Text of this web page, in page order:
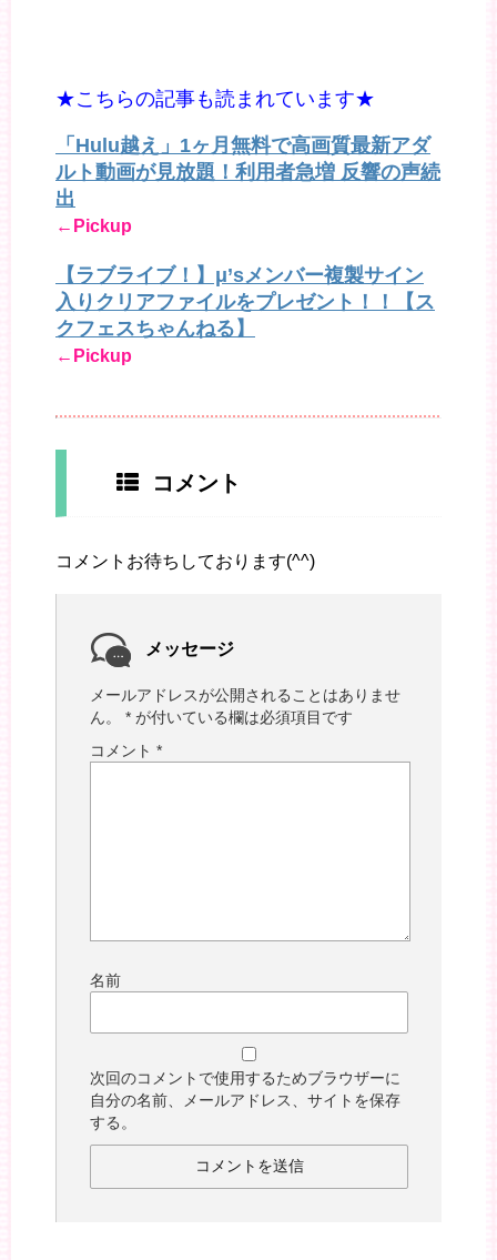
★こちらの記事も読まれています★
「Hulu越え」1ヶ月無料で高画質最新アダ
ルト動画が見放題！利用者急増 反響の声続
出
←Pickup
【ラブライブ！】μ’sメンバー複製サイン
入りクリアファイルをプレゼント！！【ス
クフェスちゃんねる】
←Pickup
コメント
コメントお待ちしております(^^)
メッセージ
メールアドレスが公開されることはありませ
ん。
* が付いている欄は必須項目です
コメント *
名前
次回のコメントで使用するためブラウザーに
自分の名前、メールアドレス、サイトを保存
する。